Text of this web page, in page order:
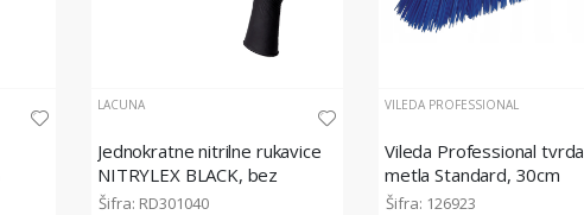
LACUNA
Jednokratne nitrilne rukavice
NITRYLEX BLACK, bez
pudera, crne
Šifra: RD301040
VILEDA PROFESSIONAL
Vileda Professional tvrda
metla Standard, 30cm
Šifra: 126923